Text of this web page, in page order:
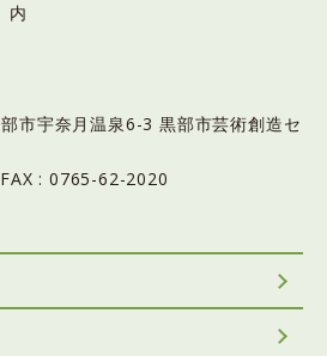
内
市宇奈月温泉6-3 黒部市芸術創造セ
: 0765-62-2020